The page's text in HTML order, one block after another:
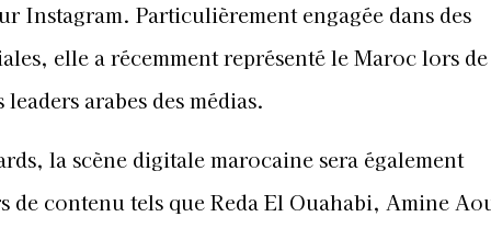
Instagram. Particulièrement engagée dans des
elle a récemment représenté le Maroc lors
arabes des médias.
la scène digitale marocaine sera également
de contenu tels que Reda El Ouahabi, Amine